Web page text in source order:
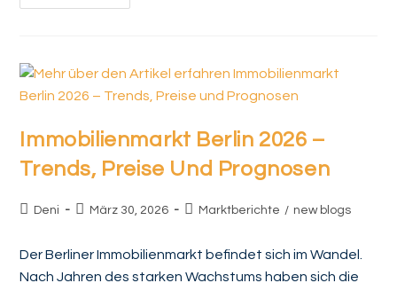
Immobilienmarkt Berlin 2026 –
Trends, Preise Und Prognosen
Deni März 30, 2026 Marktberichte / new blogs
Der Berliner Immobilienmarkt befindet sich im Wandel.
Nach Jahren des starken Wachstums haben sich die